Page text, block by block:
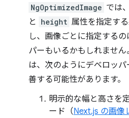
NgOptimizedImage では
と
height 属性を指定す
し、画像ごとに指定する
パーもいるかもしれませ
は、次のようにデベロッ
善する可能性があります。
明示的な幅と高さを
ード（Next.js の画像